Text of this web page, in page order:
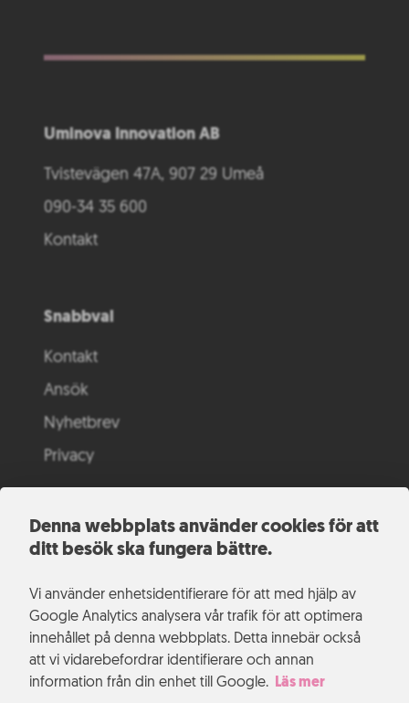
Denna webbplats använder cookies för att
ditt besök ska fungera bättre.
Vi använder enhetsidentifierare för att med hjälp av
Google Analytics analysera vår trafik för att optimera
innehållet på denna webbplats. Detta innebär också
att vi vidarebefordrar identifierare och annan
information från din enhet till Google.
Läs mer
Uminova Innovation AB
Tvistevägen 47A, 907 29 Umeå
090-34 35 600
Kontakt
Snabbval
Kontakt
Ansök
Nyhetbrev
Privacy